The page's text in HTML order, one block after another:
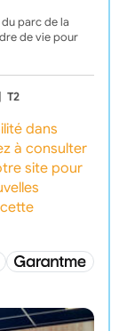
parc de la
de vie pour
| T2
dans
à consulter
site pour